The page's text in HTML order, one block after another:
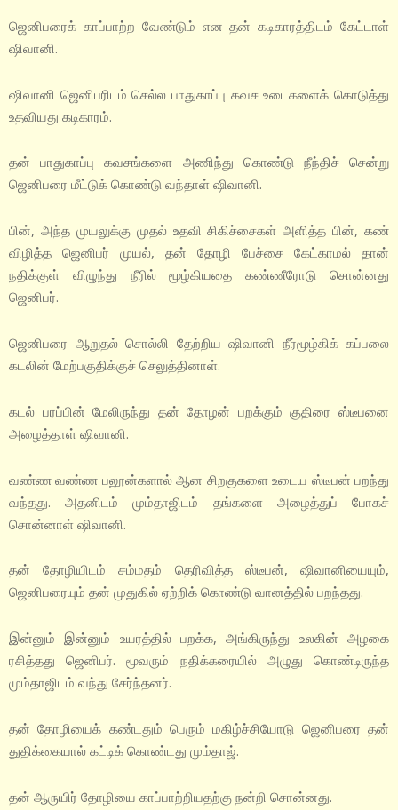
ஜெனிபரைக் காப்பாற்ற வேண்டும் என தன் கடிகாரத்திடம் கேட்டாள்
ஷிவானி.
ஷிவானி ஜெனிபரிடம் செல்ல பாதுகாப்பு கவச உடைகளைக் கொடுத்து
உதவியது கடிகாரம்.
தன் பாதுகாப்பு கவசங்களை அணிந்து கொண்டு நீந்திச் சென்று
ஜெனிபரை மீட்டுக் கொண்டு வந்தாள் ஷிவானி.
பின், அந்த முயலுக்கு முதல் உதவி சிகிச்சைகள் அளித்த பின், கண்
விழித்த ஜெனிபர் முயல், தன் தோழி பேச்சை கேட்காமல் தான்
நதிக்குள் விழுந்து நீரில் மூழ்கியதை கண்ணீரோடு சொன்னது
ஜெனிபர்.
ஜெனிபரை ஆறுதல் சொல்லி தேற்றிய ஷிவானி நீர்மூழ்கிக் கப்பலை
கடலின் மேற்பகுதிக்குச் செலுத்தினாள்.
கடல் பரப்பின் மேலிருந்து தன் தோழன் பறக்கும் குதிரை ஸ்டீபனை
அழைத்தாள் ஷிவானி.
வண்ண வண்ண பலூன்களால் ஆன சிறகுகளை உடைய ஸ்டீபன் பறந்து
வந்தது. அதனிடம் மும்தாஜிடம் தங்களை அழைத்துப் போகச்
சொன்னாள் ஷிவானி.
தன் தோழியிடம் சம்மதம் தெரிவித்த ஸ்டீபன், ஷிவானியையும்,
ஜெனிபரையும் தன் முதுகில் ஏற்றிக் கொண்டு வானத்தில் பறந்தது.
இன்னும் இன்னும் உயரத்தில் பறக்க, அங்கிருந்து உலகின் அழகை
ரசித்தது ஜெனிபர். மூவரும் நதிக்கரையில் அழுது கொண்டிருந்த
மும்தாஜிடம் வந்து சேர்ந்தனர்.
தன் தோழியைக் கண்டதும் பெரும் மகிழ்ச்சியோடு ஜெனிபரை தன்
துதிக்கையால் கட்டிக் கொண்டது மும்தாஜ்.
தன் ஆருயிர் தோழியை காப்பாற்றியதற்கு நன்றி சொன்னது.